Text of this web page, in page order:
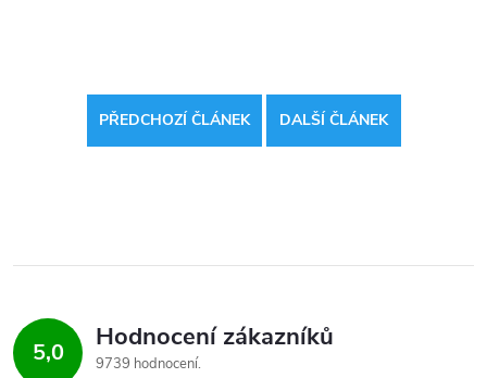
PŘEDCHOZÍ ČLÁNEK DALŠÍ ČLÁNEK
5,0 Hodnocení zákazníků
9739 hodnocení